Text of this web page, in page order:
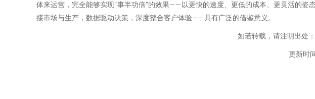
体来运营，完全能够实现“事半功倍”的效果——以更快的速度、更低的成本、更灵活的
接市场与生产，数据驱动决策，深度整合客户体验——具有广泛的借鉴意义。
如若转载，请注明出处
更新时